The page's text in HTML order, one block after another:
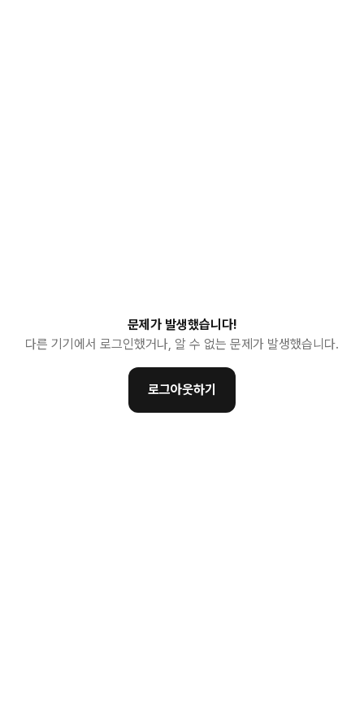
문제가 발생했습니다!
다른 기기에서 로그인했거나, 알 수 없는 문제가 발생했습니다.
로그아웃하기